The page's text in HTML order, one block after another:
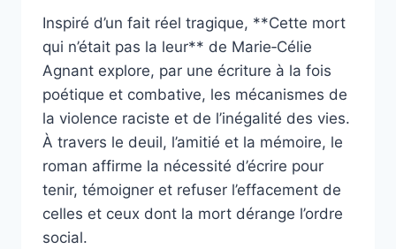
Inspiré d’un fait réel tragique, **Cette mort
qui n’était pas la leur** de Marie‑Célie
Agnant explore, par une écriture à la fois
poétique et combative, les mécanismes de
la violence raciste et de l’inégalité des vies.
À travers le deuil, l’amitié et la mémoire, le
roman affirme la nécessité d’écrire pour
tenir, témoigner et refuser l’effacement de
celles et ceux dont la mort dérange l’ordre
social.